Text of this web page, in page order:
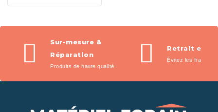
Sur-mesure &
Réparation
Produits de haute qualité
Retrait en
Évitez les frais de